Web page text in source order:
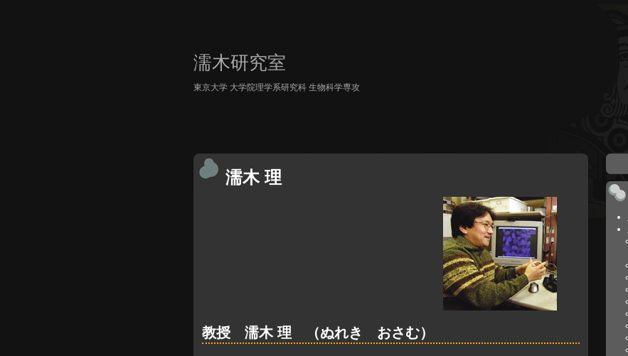
濡木研究室
東京大学 大学院理学系研究科 生物科学専攻
濡木 理
教授 濡木 理 （ぬれき おさむ）